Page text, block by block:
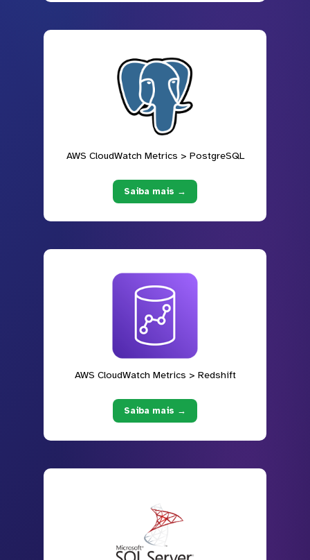
AWS CloudWatch Metrics > PostgreSQL
Saiba mais →
AWS CloudWatch Metrics > Redshift
Saiba mais →